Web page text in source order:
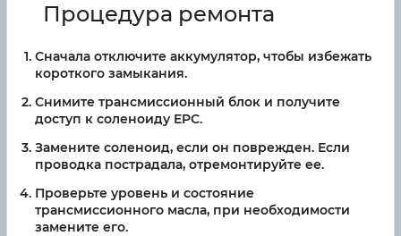
Процедура ремонта
Сначала отключите аккумулятор, чтобы избежать
короткого замыкания.
Снимите трансмиссионный блок и получите
доступ к соленоиду EPC.
Замените соленоид, если он поврежден. Если
проводка пострадала, отремонтируйте ее.
Проверьте уровень и состояние
трансмиссионного масла, при необходимости
замените его.